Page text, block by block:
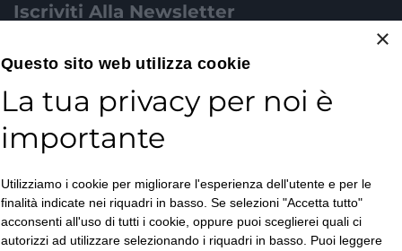
Iscriviti Alla Newsletter
Email*
Privacy Policy*
ISCRIVITI
×
Questo sito web utilizza cookie
La tua privacy per noi è
importante
Utilizziamo i cookie per migliorare l'esperienza dell'utente e per le
finalità indicate nei riquadri in basso. Se selezioni "Accetta tutto"
acconsenti all'uso di tutti i cookie, oppure puoi sceglierei quali ci
autorizzi ad utilizzare selezionando i riquadri in basso. Puoi leggere